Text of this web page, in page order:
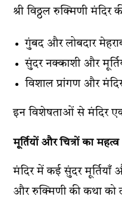
श्री विठ्ठल रुक्मिणी
गुंबद और लोबदार
सुंदर नक्काशी और
विशाल प्रांगण और
इन विशेषताओं से मंदिर
मूर्तियों और चित्रों का महत्व
मंदिर में कई सुंदर मूर्तियाँ
और रुक्मिणी की कथा को